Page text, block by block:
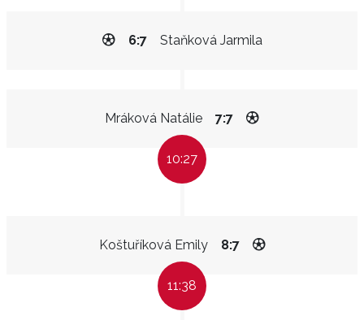
Staňková Jarmila
6:7
Mráková Natálie 7:7
10:27
Koštuříková Emily 8:7
11:38